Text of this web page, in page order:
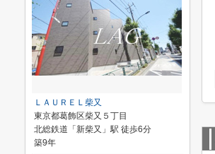
ＬＡＵＲＥＬ柴又
東京都葛飾区柴又５丁目
北総鉄道「新柴又」駅 徒歩6分
築9年